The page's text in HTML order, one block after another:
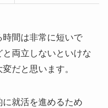
間は非常に短いで
両立しないといけな
だと思います。
就活を進めるため